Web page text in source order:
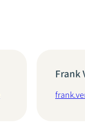
Frank